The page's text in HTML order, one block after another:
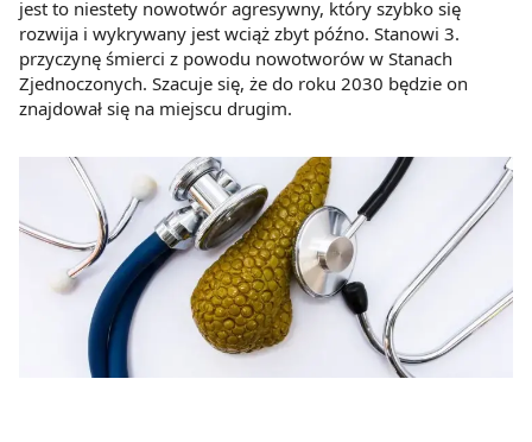
jest to niestety nowotwór agresywny, który szybko się
rozwija i wykrywany jest wciąż zbyt późno. Stanowi 3.
przyczynę śmierci z powodu nowotworów w Stanach
Zjednoczonych. Szacuje się, że do roku 2030 będzie on
znajdował się na miejscu drugim.